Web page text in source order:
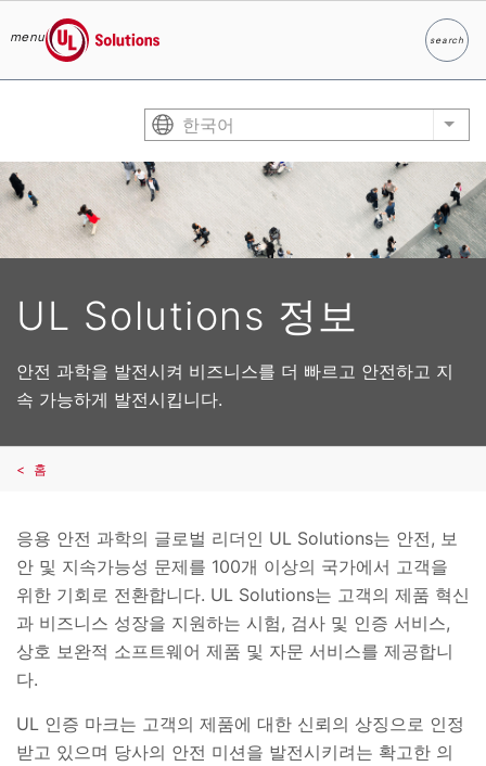
menu
UL Solutions
search
찾다
한국어 List
UL Solutions 정보
안전 과학을 발전시켜 비즈니스를 더 빠르고 안전하고 지
속 가능하게 발전시킵니다.
홈
응용 안전 과학의 글로벌 리더인 UL Solutions는 안전, 보
안 및 지속가능성 문제를 100개 이상의 국가에서 고객을
위한 기회로 전환합니다. UL Solutions는 고객의 제품 혁신
과 비즈니스 성장을 지원하는 시험, 검사 및 인증 서비스,
상호 보완적 소프트웨어 제품 및 자문 서비스를 제공합니
다.
UL 인증 마크는 고객의 제품에 대한 신뢰의 상징으로 인정
받고 있으며 당사의 안전 미션을 발전시키려는 확고한 의